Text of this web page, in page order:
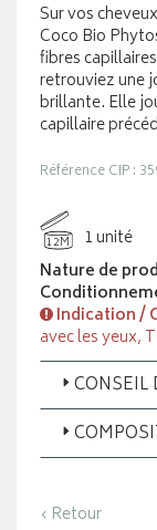
Sur vos
Coco Bio
fibres
retrouviez une
brillante. Elle
capillaire
Référence CIP :
12M
1 unité
Nature de
Indication /
avec les yeux,
CONSEIL
‹ Retour